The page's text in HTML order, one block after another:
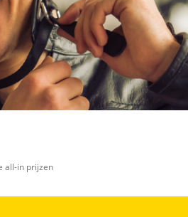
all-in prijzen